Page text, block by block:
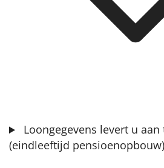
Loongegevens levert u
(eindleeftijd pensioenopbouw)